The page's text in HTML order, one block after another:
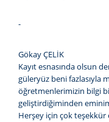
-
Gökay ÇELİK
Kayıt esnasında olsun
güleryüz beni fazlasıyla
öğretmenlerimizin bilgi
geliştirdiğiminden
Herşey için çok teşekkür